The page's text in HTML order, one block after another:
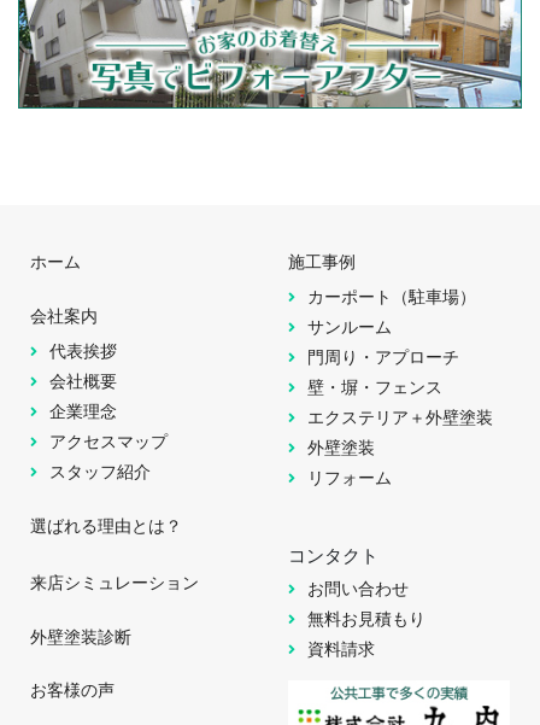
ホーム
会社案内
代表挨拶
会社概要
企業理念
アクセスマップ
スタッフ紹介
選ばれる理由とは？
施工事例
カーポート（駐車場）
サンルーム
門周り・アプローチ
壁・塀・フェンス
エクステリア＋外壁塗装
外壁塗装
リフォーム
来店シミュレーション
外壁塗装診断
お客様の声
コンタクト
お問い合わせ
無料お見積もり
資料請求